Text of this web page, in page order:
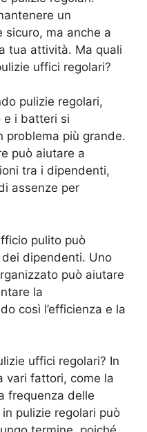
un
sicuro, ma anche a
tua attività. Ma quali
uffici regolari?
pulizie regolari,
e i batteri si
problema più grande.
può aiutare a
tra i dipendenti,
assenze per
pulito può
dipendenti. Uno
può aiutare
la
così l’efficienza e la
uffici regolari? In
vari fattori, come la
frequenza delle
pulizie regolari può